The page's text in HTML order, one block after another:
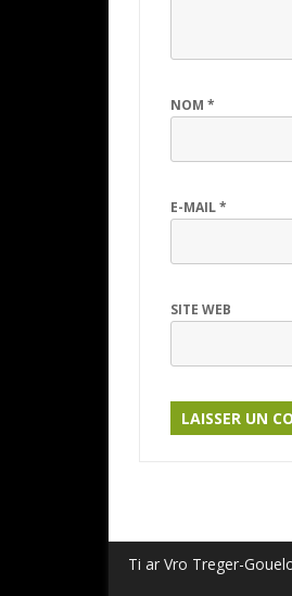
NOM *
E-MAIL*
SITE WEB
Ti ar Vro Treger-